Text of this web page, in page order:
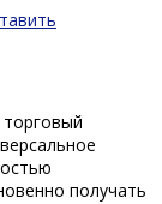
получать